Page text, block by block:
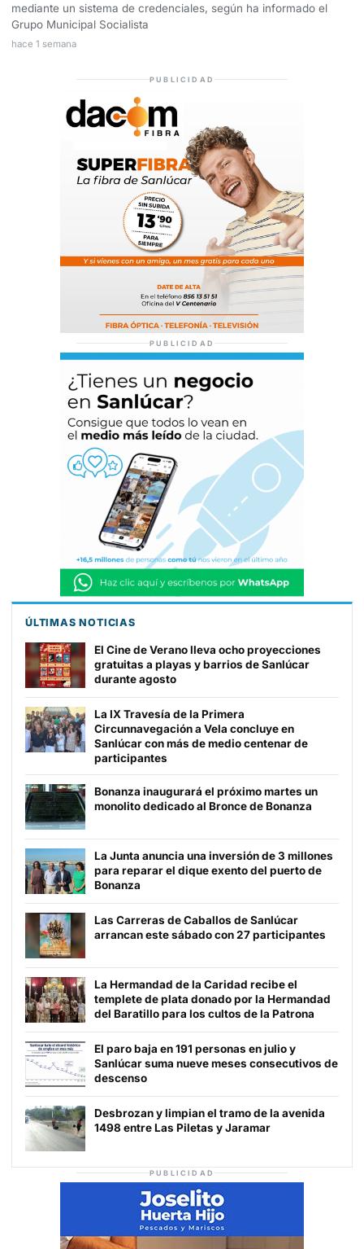
mediante un sistema de credenciales, según ha informado el
Grupo Municipal Socialista
hace 1 semana
PUBLICIDAD
PUBLICIDAD
ÚLTIMAS NOTICIAS
El Cine de Verano lleva ocho proyecciones
gratuitas a playas y barrios de Sanlúcar
durante agosto
La IX Travesía de la Primera
Circunnavegación a Vela concluye en
Sanlúcar con más de medio centenar de
participantes
Bonanza inaugurará el próximo martes un
monolito dedicado al Bronce de Bonanza
La Junta anuncia una inversión de 3 millones
para reparar el dique exento del puerto de
Bonanza
Las Carreras de Caballos de Sanlúcar
arrancan este sábado con 27 participantes
La Hermandad de la Caridad recibe el
templete de plata donado por la Hermandad
del Baratillo para los cultos de la Patrona
El paro baja en 191 personas en julio y
Sanlúcar suma nueve meses consecutivos de
descenso
Desbrozan y limpian el tramo de la avenida
1498 entre Las Piletas y Jaramar
PUBLICIDAD